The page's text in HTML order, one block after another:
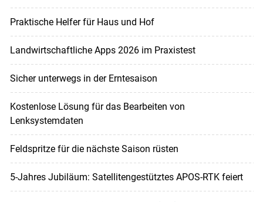
Praktische Helfer für Haus und Hof
Landwirtschaftliche Apps 2026 im Praxistest
Sicher unterwegs in der Erntesaison
Kostenlose Lösung für das Bearbeiten von
Lenksystemdaten
Feldspritze für die nächste Saison rüsten
5-Jahres Jubiläum: Satellitengestütztes APOS-RTK feiert